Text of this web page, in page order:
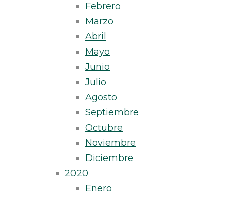
Febrero
Marzo
Abril
Mayo
Junio
Julio
Agosto
Septiembre
Octubre
Noviembre
Diciembre
2020
Enero